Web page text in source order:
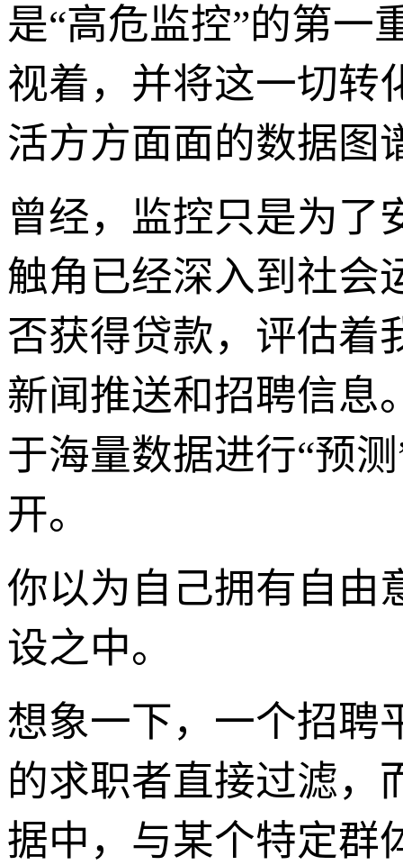
是“高危监控”的第
视着，并将这一切转
活方方面面的数据图
曾经，监控只是为了
触角已经深入到社会
否获得贷款，评估着
新闻推送和招聘信息
于海量数据进行“预
开。
你以为自己拥有自由
设之中。
想象一下，一个招聘
的求职者直接过滤，
据中，与某个特定群